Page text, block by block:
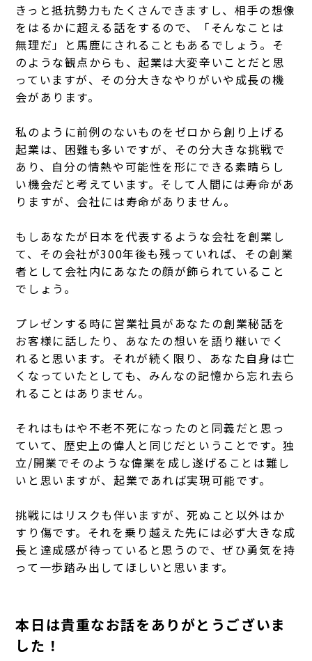
きっと抵抗勢力もたくさんできますし、相手の想像
をはるかに超える話をするので、「そんなことは
無理だ」と馬鹿にされることもあるでしょう。 そ
のような観点からも、起業は大変辛いことだと思
っていますが、その分大きなやりがいや成長の機
会があります。
私のように前例のないものをゼロから創り上げる
起業は、困難も多いですが、その分大きな挑戦で
あり、自分の情熱や可能性を形にできる素晴らし
い機会だと考えています。 そして人間には寿命があ
りますが、会社には寿命がありません。
もしあなたが日本を代表するような会社を創業し
て、その会社が300年後も残っていれば、その創業
者として会社内にあなたの顔が飾られていること
でしょう。
プレゼンする時に営業社員があなたの創業秘話を
お客様に話したり、あなたの想いを語り継いでく
れると思います。 それが続く限り、あなた自身は亡
くなっていたとしても、みんなの記憶から忘れ去ら
れることはありません。
それはもはや不老不死になったのと同義だと思っ
ていて、歴史上の偉人と同じだということです。独
立/開業でそのような偉業を成し遂げることは難し
いと思いますが、起業であれば実現可能です。
挑戦にはリスクも伴いますが、死ぬこと以外はか
すり傷です。 それを乗り越えた先には必ず大きな成
長と達成感が待っていると思うので、ぜひ勇気を持
って一歩踏み出してほしいと思います。
本日は貴重なお話をありがとうございま
した！